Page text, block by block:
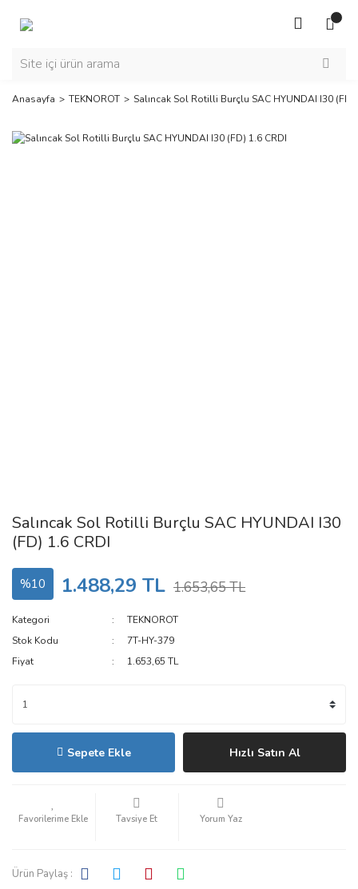
Anasayfa TEKNOROT Salıncak Sol Rotilli Burçlu SAC HYUNDAI I30 (FD)
Salıncak Sol Rotilli Burçlu SAC HYUNDAI I30
(FD) 1.6 CRDI
%10 1.488,29 TL 1.653,65 TL
Kategori
TEKNOROT
Stok Kodu
7T-HY-379
Fiyat
1.653,65 TL
Sepete Ekle Hızlı Satın Al
Tavsiye Et Yorum Yaz
Ürün Paylaş :